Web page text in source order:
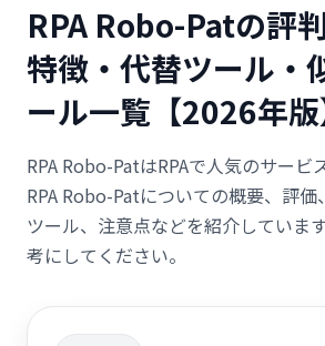
RPA Robo-Patの評
特徴・代替ツール・
ール一覧【2026年版
RPA Robo-PatはRPAで人気のサービ
RPA Robo-Patについての概要、評
ツール、注意点などを紹介していま
考にしてください。